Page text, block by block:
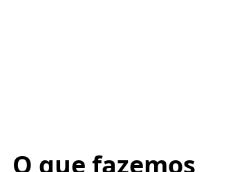
O que fazemos